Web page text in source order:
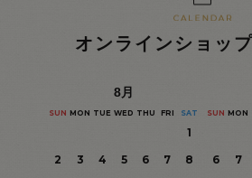
オンラインショッ
8月
SUN MON TUE WED THU FRI SAT
1
2
3 4 5 6 7
8
SUN MON
6
7